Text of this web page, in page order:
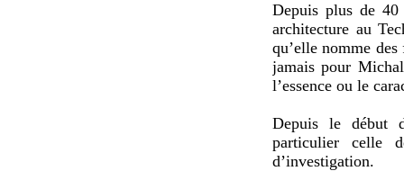
Depuis plus de
architecture au
qu’elle nomme
jamais pour
l’essence ou le
Depuis le début
particulier celle
d’investigation.